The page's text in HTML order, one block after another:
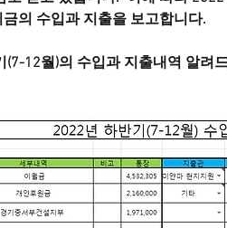
의 수입과 지출을 보고합니다.
(7-12월)의 수입과 지출내역 알려